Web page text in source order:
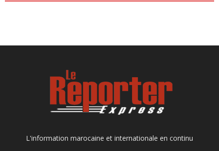
L'information marocaine et internationale en continu